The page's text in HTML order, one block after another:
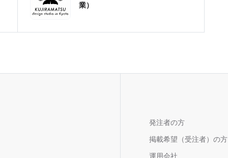
業）
発注者の方
掲載希望（受注者）の方
運用会社